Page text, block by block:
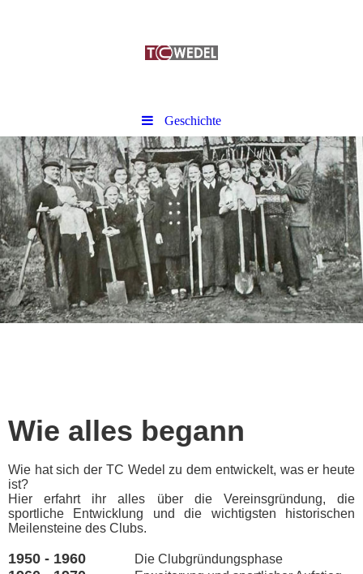
Geschichte
Wie alles begann
Wie hat sich der TC Wedel zu dem entwickelt, was er heute
ist?
Hier erfahrt ihr alles über die Vereinsgründung, die
sportliche Entwicklung und die wichtigsten historischen
Meilensteine des Clubs.
1950 - 1960 Die Clubgründungsphase